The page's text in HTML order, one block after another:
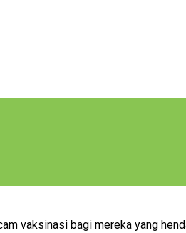
vaksinasi bagi mereka yang